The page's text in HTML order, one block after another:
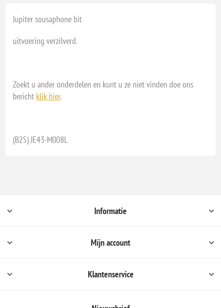
Jupiter sousaphone bit
uitvoering verzilverd.
Zoekt u ander onderdelen en kunt u ze niet vinden doe ons
bericht klik hier.
(B25) JE43-M008L
Informatie
Mijn account
Klantenservice